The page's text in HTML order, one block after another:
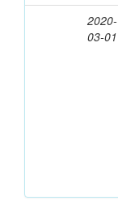
2020-
03-01